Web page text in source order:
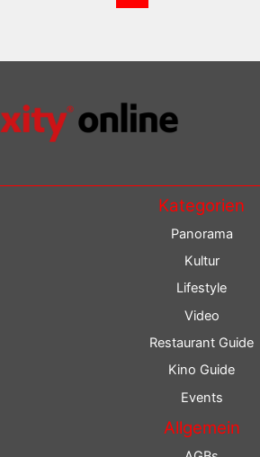
Kategorien
Panorama
Kultur
Lifestyle
Video
Restaurant Guide
Kino Guide
Events
Allgemein